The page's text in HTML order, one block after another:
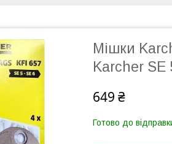
Мішки
Karcher SE
649 ₴
Готово до